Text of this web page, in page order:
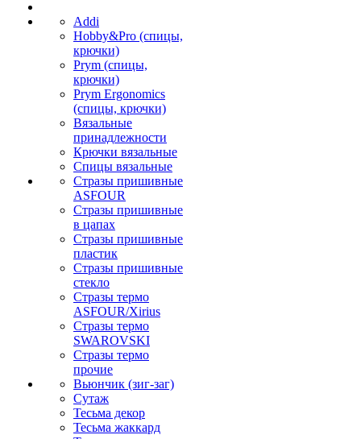
Addi
Hobby&Pro (спицы,
крючки)
Prym (спицы,
крючки)
Prym Ergonomics
(спицы, крючки)
Вязальные
принадлежности
Крючки вязальные
Спицы вязальные
Стразы пришивные
ASFOUR
Стразы пришивные
в цапах
Стразы пришивные
пластик
Стразы пришивные
стекло
Стразы термо
ASFOUR/Xirius
Стразы термо
SWAROVSKI
Стразы термо
прочие
Вьюнчик (зиг-заг)
Сутаж
Тесьма декор
Тесьма жаккард